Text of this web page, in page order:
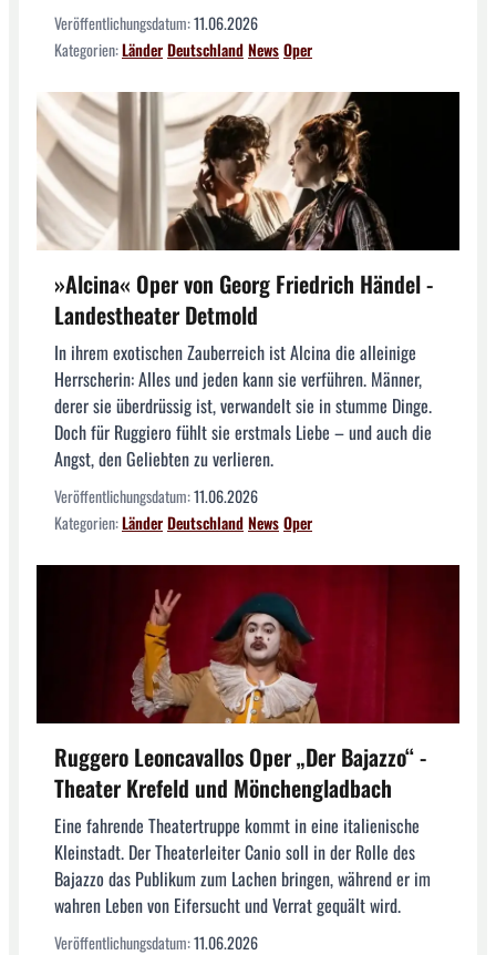
Veröffentlichungsdatum:11.06.2026
Kategorien:LänderDeutschlandNewsOper
»Alcina« Oper von Georg Friedrich Händel -
Landestheater Detmold
In ihrem exotischen Zauberreich ist Alcina die alleinige
Herrscherin: Alles und jeden kann sie verführen. Männer,
derer sie überdrüssig ist, verwandelt sie in stumme Dinge.
Doch für Ruggiero fühlt sie erstmals Liebe – und auch die
Angst, den Geliebten zu verlieren.
Veröffentlichungsdatum:11.06.2026
Kategorien:LänderDeutschlandNewsOper
Ruggero Leoncavallos Oper „Der Bajazzo“ -
Theater Krefeld und Mönchengladbach
Eine fahrende Theatertruppe kommt in eine italienische
Kleinstadt. Der Theaterleiter Canio soll in der Rolle des
Bajazzo das Publikum zum Lachen bringen, während er im
wahren Leben von Eifersucht und Verrat gequält wird.
Veröffentlichungsdatum:11.06.2026